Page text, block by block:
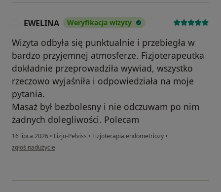
EWELINA Weryfikacja wizyty
Wizyta odbyła się punktualnie i przebiegła w
bardzo przyjemnej atmosferze. Fizjoterapeutka
dokładnie przeprowadziła wywiad, wszystko
rzeczowo wyjaśniła i odpowiedziała na moje
pytania.
Masaż był bezbolesny i nie odczuwam po nim
żadnych dolegliwości. Polecam
16 lipca 2026 • Fizjo-Pelviss • Fizjoterapia endometriozy •
w opinii użytkownika EWELINA
zgłoś nadużycie